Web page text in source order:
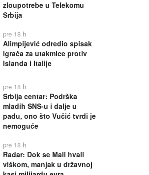
zloupotrebe u Telekomu
Srbija
pre 18 h
Alimpijević odredio spisak
igrača za utakmice protiv
Islanda i Italije
pre 18 h
Srbija centar: Podrška
mladih SNS-u i dalje u
padu, ono što Vučić tvrdi je
nemoguće
pre 18 h
Radar: Dok se Mali hvali
viškom, manjak u državnoj